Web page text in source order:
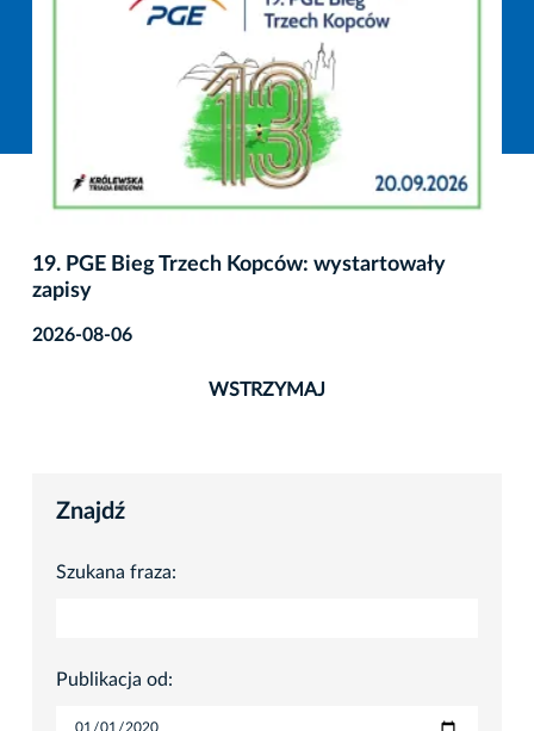
19. PGE Bieg Trzech Kopców: wystartowały
zapisy
2026-08-06
WSTRZYMAJ
Znajdź
Szukana fraza:
Publikacja od: